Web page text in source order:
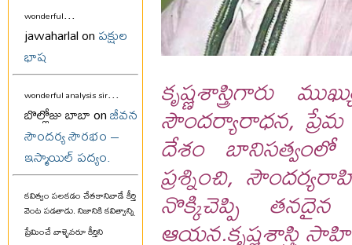
wonderful...
jawaharlal onపక్షుల
భాష
wonderful analysis sir...
బొల్లోజు బాబా onజీవన
సౌందర్య సౌరభం –
ఇస్మాయిల్ పద్యం.
కవిత్వం పలకడం చేతకానివాడే కీర్తి
వెంట పడతాడు. నిజానికి కవిత్వాన్ని
ప్రేమించే వాళ్ళెవరూ కీర్తిని
కృష్ణశాస్త్రిగారు
సౌందర్యారాధన,
దేశం బానిసత్వంలో
ప్రశ్నించి,
నొక్కిచెప్పి తనదైన
ఆయన.